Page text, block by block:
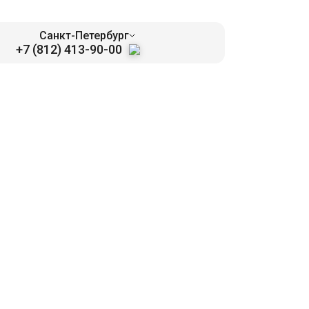
Санкт-Петербург
+7 (812) 413-90-00